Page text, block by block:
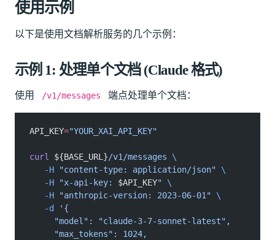
使用示例
以下是使用文档解析服务的几个示例：
示例 1: 处理单个文档 (Claude 格式)
使用 /v1/messages 端点处理单个文档：
API_KEY="YOUR_XAI_API_KEY"
curl ${BASE_URL}/v1/messages \
   -H
"content-type: application/json" \
   -H
"x-api-key: $API_KEY" \
   -H
"anthropic-version: 2023-06-01" \
   -d
'{
     "model": "claude-3-7-sonnet-latest",
     "max_tokens": 1024,